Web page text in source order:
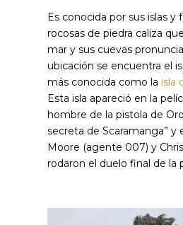
Es conocida por sus islas y
rocosas de piedra caliza
mar y sus cuevas
ubicación se encuentra el
más conocida como la isla
Esta isla apareció en la
hombre de la pistola de
secreta de Scaramanga” y
Moore (agente 007) y
rodaron el duelo final de la